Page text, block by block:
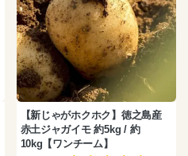
【新じゃがホクホク】徳之島産
赤土ジャガイモ 約5kg / 約
10kg【ワンチーム】